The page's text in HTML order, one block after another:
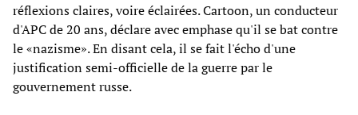
réflexions claires, voire éclairées. Cartoon, un conducteur
d'APC de 20 ans, déclare avec emphase qu'il se bat contre
le «nazisme». En disant cela, il se fait l'écho d'une
justification semi-officielle de la guerre par le
gouvernement russe.